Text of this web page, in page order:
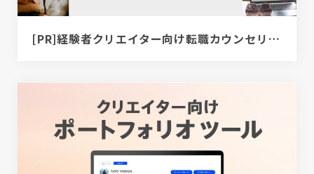
[PR]経験者クリエイター向け転職カウンセリング｜デザイナー / ディレクター / エンジニア